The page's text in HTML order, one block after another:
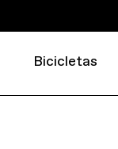
Bicicletas